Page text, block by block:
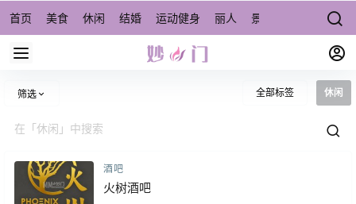
首页 美食 休闲 结婚 运动健身 丽人 景点/周边游 宠物
筛选 全部标签 休闲
酒吧
火树酒吧